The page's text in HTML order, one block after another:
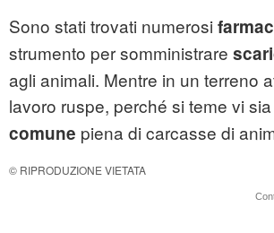
Sono stati trovati numerosi
strumento per somministrare
agli animali. Mentre in un terreno
lavoro ruspe, perché si teme vi
comune piena di carcasse di
© RIPRODUZIONE VIETATA